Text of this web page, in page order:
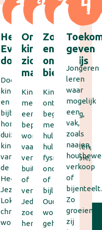
Het
Evangelie
doorgeven
Door
kinderwerk
en
bijbelonderwijs
horen
duizenden
kinderen
van
de
Heere
Jezus.
Lokale
christenen
worden
Onzichtbare
kinderen
zichtbaar
maken
Kinderen
met
een
beperking
worden
vaak
verborgen,
buitengesloten
of
vergeten.
Jedidja
zoekt
hen
Zorg
en
onderwijs
bieden
Kinderen
ontvangen
begeleiding,
medische
hulp,
hulpmiddelen,
fysiotherapie,
onderwijs
of
bijles.
Ouders
worden
geholpen
geven
Jongeren
leren
waar
mogelijk
een
vak,
zoals
naaien,
verkoop
of
bijenteelt.
Zo
groeien
zij